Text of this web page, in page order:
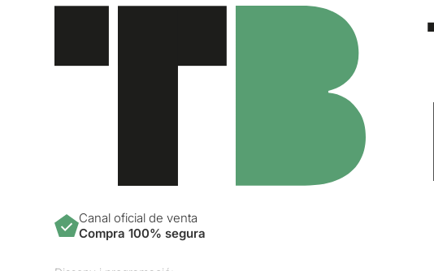
Canal oficial de venta
Compra 100% segura